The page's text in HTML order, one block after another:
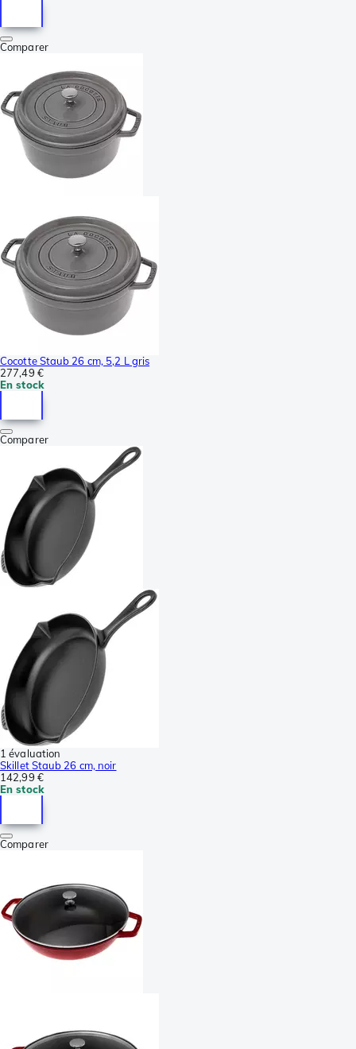
Comparer
Cocotte Staub 26 cm, 5,2 L gris
277,49 €
En stock
Comparer
1 évaluation
Skillet Staub 26 cm, noir
142,99 €
En stock
Comparer